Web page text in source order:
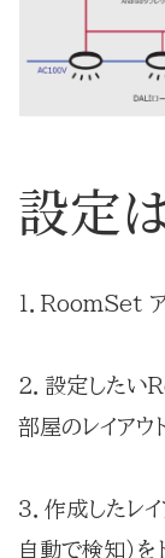
設定
１．RoomSet
２．設定したい
部屋のレイアウ
３．作成したレ
自動で検知）を